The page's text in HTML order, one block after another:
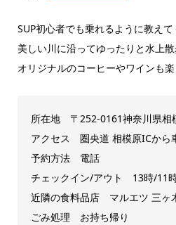
SUP初心者でも乗れるように教えて
美しい川に沿ってゆったりと水上散
オリジナルのコーヒーやワインも楽
所在地 〒252-0161神奈川県相
アクセス 圏央道 相模原ICから
予約方法 電話
チェックイン/アウト 13時/11
近隣の食料品店 マルエツ 三ヶ
ごみ処理 お持ち帰り